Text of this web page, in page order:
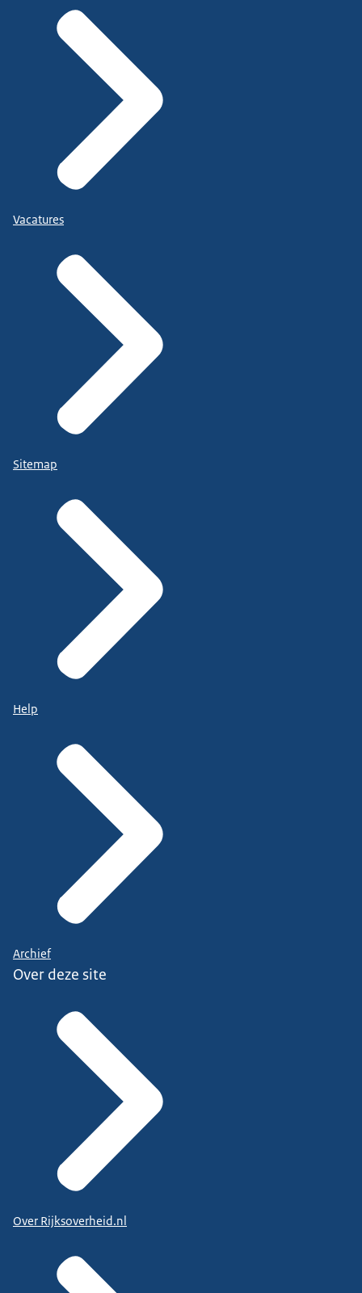
Vacatures
Sitemap
Help
Archief
Over deze site
Over Rijksoverheid.nl